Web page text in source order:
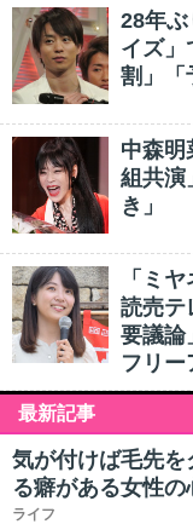
28年
イズ」
割」「
中森明
組共演
き」
「ミ
読売テ
要議論
フリー
最新記事
気が付けば毛先
る癖がある女性の
ライフ